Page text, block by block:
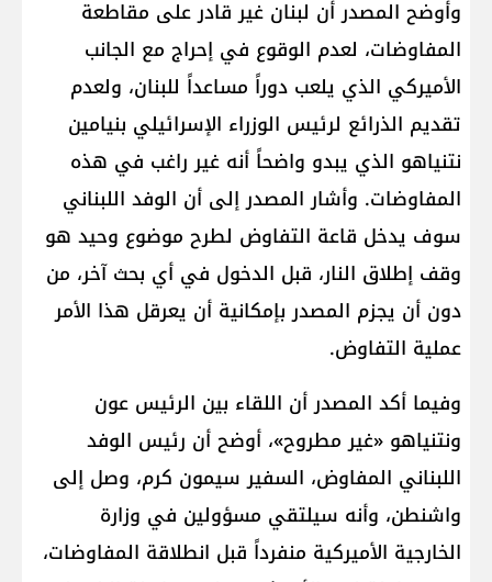
وأوضح المصدر أن لبنان غير قادر على مقاطعة
المفاوضات، لعدم الوقوع في إحراج مع الجانب
الأميركي الذي يلعب دوراً مساعداً للبنان، ولعدم
تقديم الذرائع لرئيس الوزراء الإسرائيلي بنيامين
نتنياهو الذي يبدو واضحاً أنه غير راغب في هذه
المفاوضات. وأشار المصدر إلى أن الوفد اللبناني
سوف يدخل قاعة التفاوض لطرح موضوع وحيد هو
وقف إطلاق النار، قبل الدخول في أي بحث آخر، من
دون أن يجزم المصدر بإمكانية أن يعرقل هذا الأمر
عملية التفاوض.
وفيما أكد المصدر أن اللقاء بين الرئيس عون
ونتنياهو «غير مطروح»، أوضح أن رئيس الوفد
اللبناني المفاوض، السفير سيمون كرم، وصل إلى
واشنطن، وأنه سيلتقي مسؤولين في وزارة
الخارجية الأميركية منفرداً قبل انطلاقة المفاوضات،